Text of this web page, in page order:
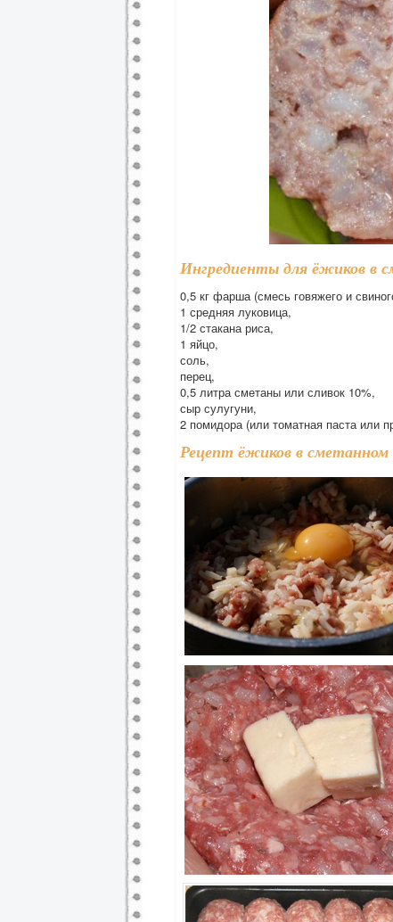
Ингредиенты для ёжиков в
0,5 кг фарша (смесь говяжего и
1 средняя луковица,
1/2 стакана риса,
1 яйцо,
соль,
перец,
0,5 литра сметаны или сливок 10%,
сыр сулугуни,
2 помидора (или томатная паста или
Рецепт ёжиков в сметанном